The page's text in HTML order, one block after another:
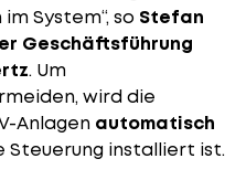
System“, so Stefan
Geschäftsführung
. Um
wird die
Anlagen automatisch
Steuerung installiert ist.